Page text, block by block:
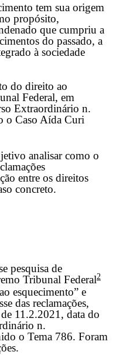
tem sua origem
propósito,
que cumpriu a
do passado, a
à sociedade
do direito ao
Federal, em
Extraordinário n.
o Caso Aída Curi
analisar como o
entre os direitos
concreto.
pesquisa de
Tribunal Federal2
esquecimento” e
das reclamações,
11.2.2021, data do
n.
o Tema 786. Foram